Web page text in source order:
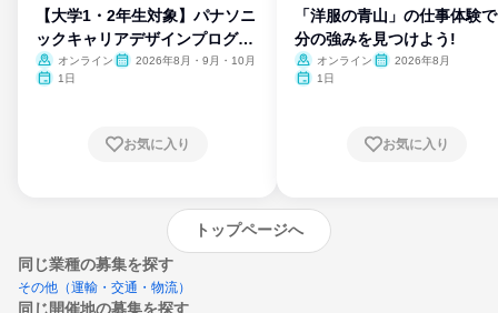
【大学1・2年生対象】パナソニ
ックキャリアデザインプログラ
ム
オンライン
2026年8月・9月・10月
1日
お気に入り
「洋服の青山」の仕事体験
分の強みを見つけよう!
オンライン
2026年8月
1日
お気に入り
トップページへ
同じ業種の募集を探す
その他（運輸・交通・物流）
同じ開催地の募集を探す